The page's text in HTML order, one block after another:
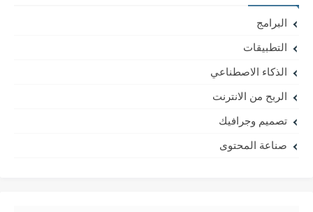
البرامج
التطبيقات
الذكاء الاصطناعي
الربح من الانترنت
تصميم وجرافيك
صناعة المحتوى